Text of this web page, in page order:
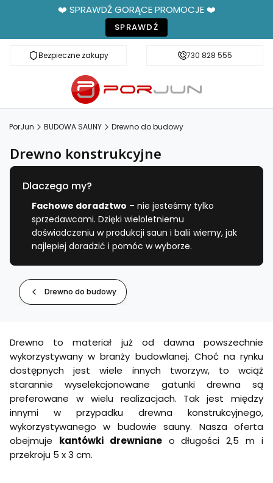
❤️ SPRAWDŹ GORĄCE PROMOCJE ❤️
SPRAWDŹ
Bezpieczne zakupy Fachowe doradztwo
730 828 555
PorJun BUDOWA SAUNY Drewno do budowy
Drewno konstrukcyjne
Dlaczego my?
Fachowe doradztwo – nie jesteśmy tylko
sprzedawcami. Dzięki wieloletniemu
doświadczeniu w produkcji saun i balii wiemy, jak
najlepiej doradzić i pomóc w wyborze.
Drewno do budowy
Drewno to materiał już od dawna powszechnie
wykorzystywany w branży budowlanej. Choć na rynku
dostępnych jest wiele innych tworzyw, to wciąż
starannie wyselekcjonowane gatunki drewna są
preferowane w wielu realizacjach. Tak jest między
innymi w przypadku drewna konstrukcyjnego,
wykorzystywanego w budowie sauny. Nasza oferta
obejmuje kantówki drewnianeo długości 2,5 m i
przekroju 5 x 3 cm.